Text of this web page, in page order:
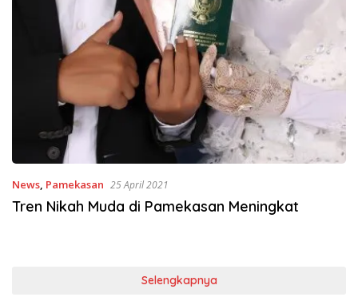
News, Pamekasan 25 April 2021
Tren Nikah Muda di Pamekasan Meningkat
Selengkapnya